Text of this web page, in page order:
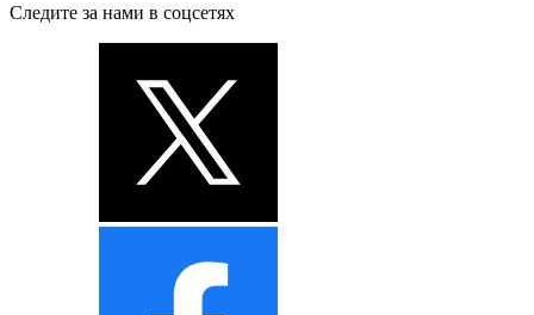
Следите за нами в соцсетях